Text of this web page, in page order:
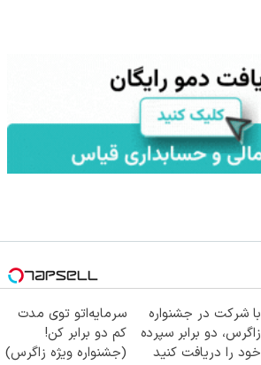
با شرکت در جشنواره
زاگرس، دو برابر سپرده
خود را دریافت کنید
سرمایه‌اتو توی مدت
کم دو برابر کن!
(جشنواره ویژه زاگرس)